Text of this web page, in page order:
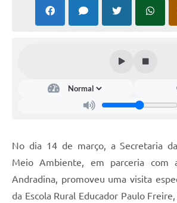
No dia 14 de março, a Secretaria
Meio Ambiente, em parceria com
Andradina, promoveu uma visita
da Escola Rural Educador Paulo